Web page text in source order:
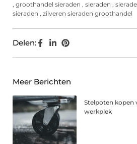
, groothandel sieraden , sieraden ,
sieraden , zilveren sieraden groothandel
Delen:
Meer Berichten
Stelpoten kopen
werkplek